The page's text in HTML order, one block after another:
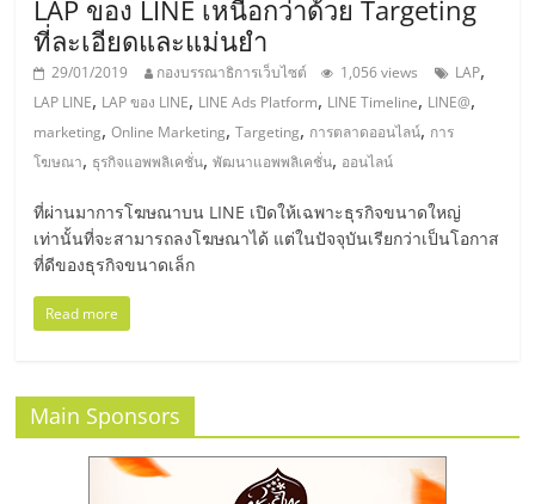
ไชส์,
รวม
แฟ
รน
ไชส์
ขาย
แฟ
LAP ของ LINE เหนือกว่าด้วย Targeting
ที่ละเอียดและแม่นยำ
29/01/2019 กองบรรณาธิการเว็บไซต์ 1,056 views LAP,
LAP LINE, LAP ของ LINE, LINE Ads Platform, LINE Timeline, LINE@,
marketing,Online Marketing,Targeting, การตลาดออนไลน์, การ
โฆษณา, ธุรกิจแอพพลิเคชั่น,พัฒนาแอพพลิเคชั่น, ออนไลน์
ที่ผ่านมาการโฆษณาบน LINE เปิดให้เฉพาะธุรกิจขนาดใหญ่
เท่านั้นที่จะสามารถลงโฆษณาได้ แต่ในปัจจุบันเรียกว่าเป็นโอกาส
ที่ดีของธุรกิจขนาดเล็ก
Read more
Main Sponsors